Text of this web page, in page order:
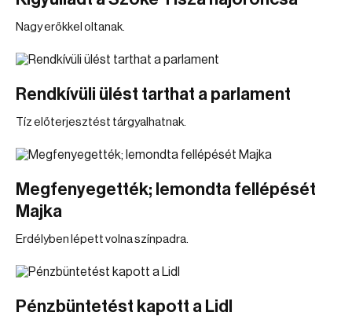
Nagy erőkkel oltanak.
Rendkívüli ülést tarthat a parlament
Tíz előterjesztést tárgyalhatnak.
Megfenyegették; lemondta fellépését
Majka
Erdélyben lépett volna színpadra.
Pénzbüntetést kapott a Lidl